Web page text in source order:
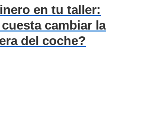
en tu taller:
cambiar la
del coche?